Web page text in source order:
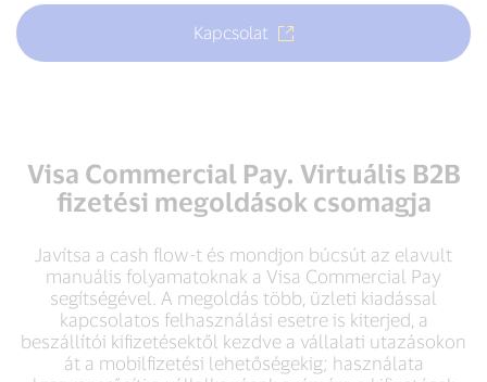
Kapcsolat
Visa Commercial Pay. Virtuális B2B
fizetési megoldások csomagja
Javítsa a cash flow-t és mondjon búcsút az elavult
manuális folyamatoknak a Visa Commercial Pay
segítségével. A megoldás több, üzleti kiadással
kapcsolatos felhasználási esetre is kiterjed, a
beszállítói kifizetésektől kezdve a vállalati utazásokon
át a mobilfizetési lehetőségekig; használata